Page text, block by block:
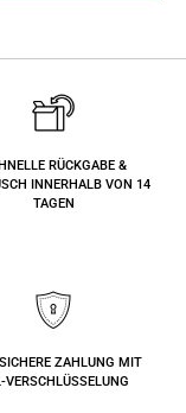
RÜCKGABE &
INNERHALB VON 14
TAGEN
ZAHLUNG MIT
VERSCHLÜSSELUNG